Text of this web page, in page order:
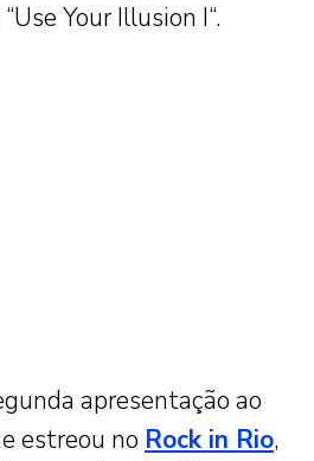
Use Your Illusion I“.
apresentação ao
estreou no Rock in Rio,